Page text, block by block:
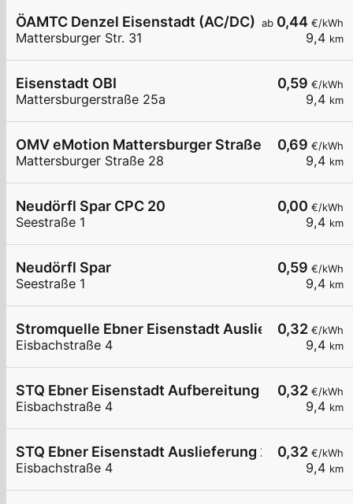
ab 0,44 €/kWh
9,4 km
ÖAMTC Denzel Eisenstadt (AC/DC)
Mattersburger Str. 31
0,59 €/kWh
9,4 km
Eisenstadt OBI
Mattersburgerstraße 25a
0,69 €/kWh
9,4 km
OMV eMotion Mattersburger Straße 28
Mattersburger Straße 28
0,00 €/kWh
9,4 km
Neudörfl Spar CPC 20
Seestraße 1
0,59 €/kWh
9,4 km
Neudörfl Spar
Seestraße 1
0,32 €/kWh
9,4 km
Stromquelle Ebner Eisenstadt Auslieferung
Eisbachstraße 4
0,32 €/kWh
9,4 km
STQ Ebner Eisenstadt Aufbereitung 1
Eisbachstraße 4
0,32 €/kWh
9,4 km
STQ Ebner Eisenstadt Auslieferung 2
Eisbachstraße 4